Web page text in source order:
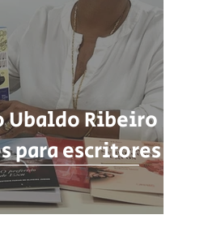
Ubaldo Ribeiro
para escritores